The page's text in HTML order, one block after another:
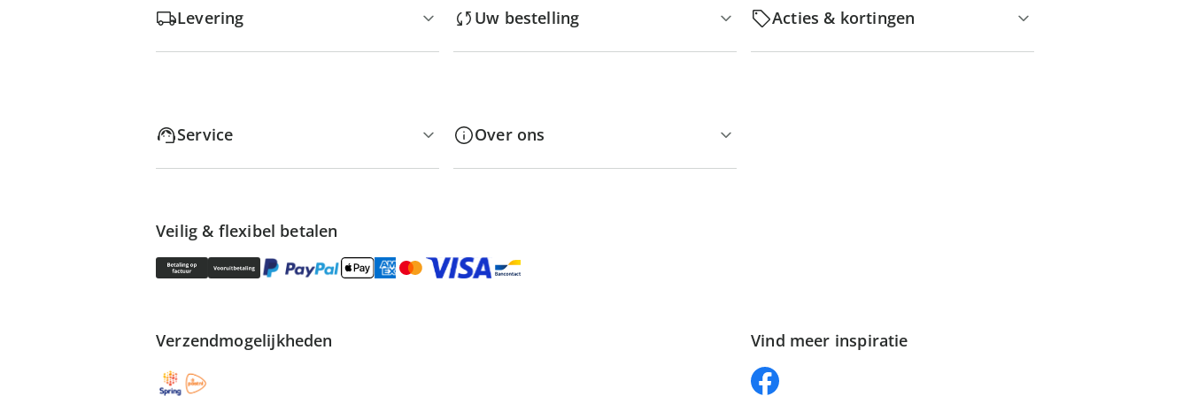
Levering Uw bestelling Acties & kortingen
Service Over ons
Veilig & flexibel betalen
Verzendmogelijkheden Vind meer inspiratie